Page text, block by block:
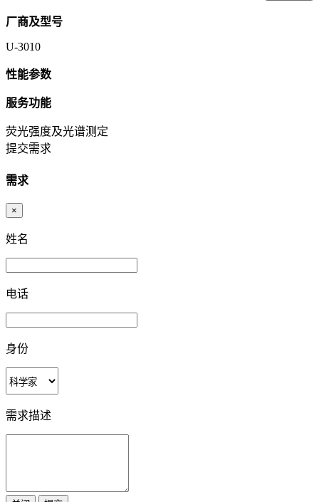
厂商及型号
U-3010
性能参数
服务功能
荧光强度及光谱测定
提交需求
需求
×
姓名
电话
身份
需求描述